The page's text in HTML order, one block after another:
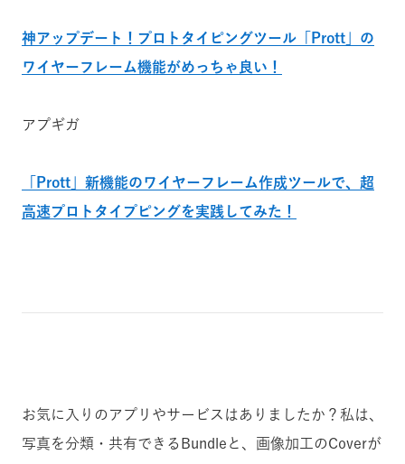
神アップデート！プロトタイピングツール「Prott」の
ワイヤーフレーム機能がめっちゃ良い！
アプギガ
「Prott」新機能のワイヤーフレーム作成ツールで、超
高速プロトタイプピングを実践してみた！
お気に入りのアプリやサービスはありましたか？私は、
写真を分類・共有できるBundleと、画像加工のCoverが